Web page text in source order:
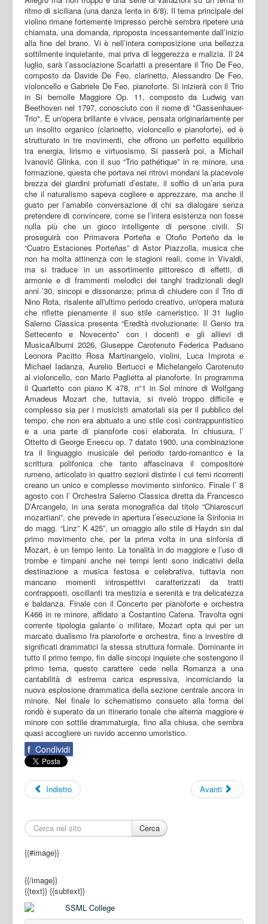
f Condividi
Indietro Avanti
Cerca
{{#image}}
{{/image}}
{{text}} {{subtext}}